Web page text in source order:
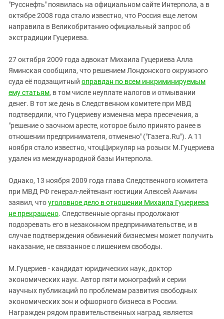
"Русснефть" появилась на официальном сайте Интерпола, а в
октябре 2008 года стало известно, что Россия еще летом
направила в Великобританию официальный запрос об
экстрадиции Гуцериева.
27 октября 2009 года адвокат Михаила Гуцериева Алла
Яминская сообщила, что решением Лондонского окружного
суда её подзащитный оправдан по всем инкриминируемым
ему статьям, в том числе неуплате налогов и отмывании
денег. В тот же день в Следственном комитете при МВД
подтвердили, что Гуцериеву изменена мера пресечения, а
"решение о заочном аресте, которое было принято ранее в
отношении предпринимателя, отменено" ("Газета.Ru"). А 11
ноября стало известно, чтоцЦиркуляр на розыск М.Гуцериева
удален из международной базы Интерпола.
Однако, 13 ноября 2009 года глава Следственного комитета
при МВД РФ генерал-лейтенант юстиции Алексей Аничин
заявил, чтоуголовное дело в отношении Михаила Гуцериева
не прекращено. Следственные органы продолжают
подозревать его в незаконном предпринимательстве, и в
случае подтверждения обвинений бизнесмен может получить
наказание, не связанное с лишением свободы.
М.Гуцериев - кандидат юридических наук, доктор
экономических наук. Автор пяти монографий и серии
научных публикаций по проблемам развития свободных
экономических зон и офшорного бизнеса в России.
Награжден рядом правительственных наград, является